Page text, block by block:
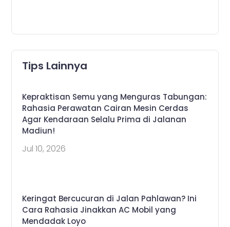
Tips Lainnya
Kepraktisan Semu yang Menguras Tabungan:
Rahasia Perawatan Cairan Mesin Cerdas
Agar Kendaraan Selalu Prima di Jalanan
Madiun!
Jul 10, 2026
Keringat Bercucuran di Jalan Pahlawan? Ini
Cara Rahasia Jinakkan AC Mobil yang
Mendadak Loyo